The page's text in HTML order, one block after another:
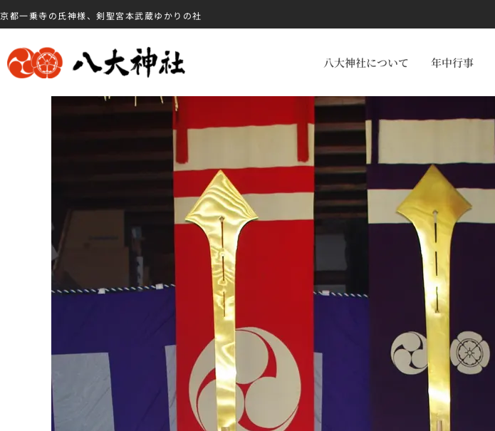
京都一乗寺の氏神様、剣聖宮本武蔵ゆかりの社
八大神社について 年中行事